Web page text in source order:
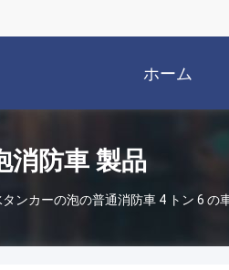
ホーム
消防車 製品
ンカーの泡の普通消防車 4 トン 6 の